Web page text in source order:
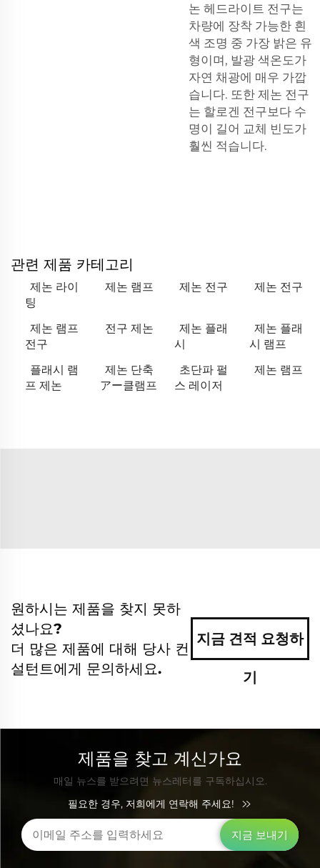
논 헤드라이트 전구는
차량에 장착 가능한 흰
색 조명 중 가장 밝은 유
형이며, 발광 색온도가
자연 채광에 매우 가깝
습니다. 또한 제논 전구
는 할로겐 전구보다 수
명이 길어 교체 빈도가
훨씬 적습니다.
관련 제품 카테고리
제논 라이
팅
제논 램프 제논 전구 제논 전구
제논 램프
전구
전구 제논
제논 플래
시
제논 플래
시 램프
플래시 램
프 제논
제논 단축
アー클램프
초단파 펄
스 레이저
제논 램프
원하시는 제품을 찾지 못하
셨나요?
더 많은 제품에 대해 당사 컨
설턴트에게 문의하세요.
지금 견적 요청하
기
제품을 찾고 계신가요
매일 뉴스를 받으려면 뉴스레터를 구독하십시오.
필요한 경우, 저희에게 연락해 주세요!
지금 보내기